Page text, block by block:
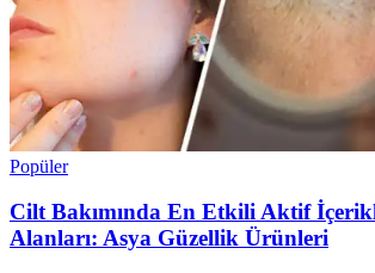
Popüler
Cilt Bakımında En Etkili Aktif
Alanları: Asya Güzellik Ürünleri